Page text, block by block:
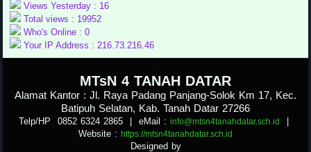
Views Yesterday : 16
Total views : 19952
Who's Online : 0
Your IP Address : 216.73.216.46
MTsN 4 TANAH DATAR
Alamat Kantor : Jl. Raya Padang Panjang-Solok Km 17, Kec.
Batipuh Selatan, Kab. Tanah Datar 27266
Telp/HP 0852 6324 2865 | eMail : info@mtsn4tanahdatar.sch.id
Website : https://mtsn4tanahdatar.sch.id
Designed by